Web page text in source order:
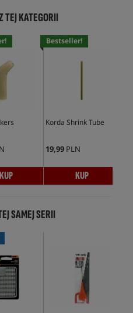
TEJ KATEGORII
KUP
Bestseller!
Korda Shrink Tube
19,99 PLN
KUP
SAMEJ SERII